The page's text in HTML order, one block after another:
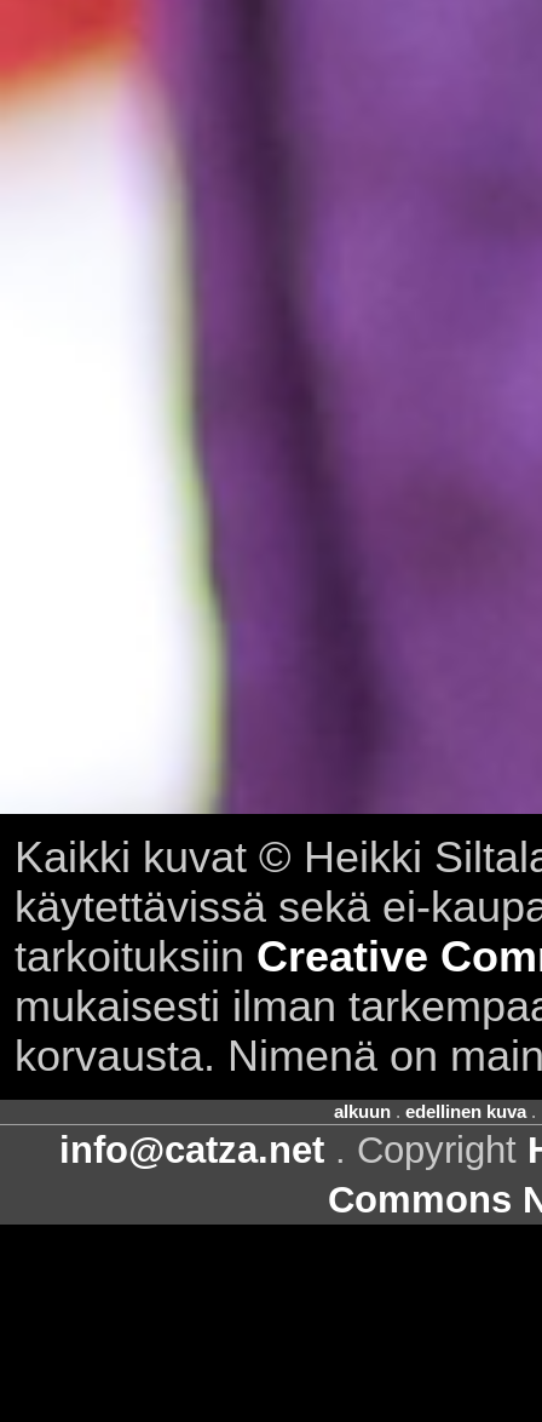
Kaikki kuvat © Heikki
käytettävissä sekä ei-
tarkoituksiin Creative
mukaisesti ilman
korvausta. Nimenä on
alkuun. edellinen kuva.
info@catza.net . Copyright
Commons